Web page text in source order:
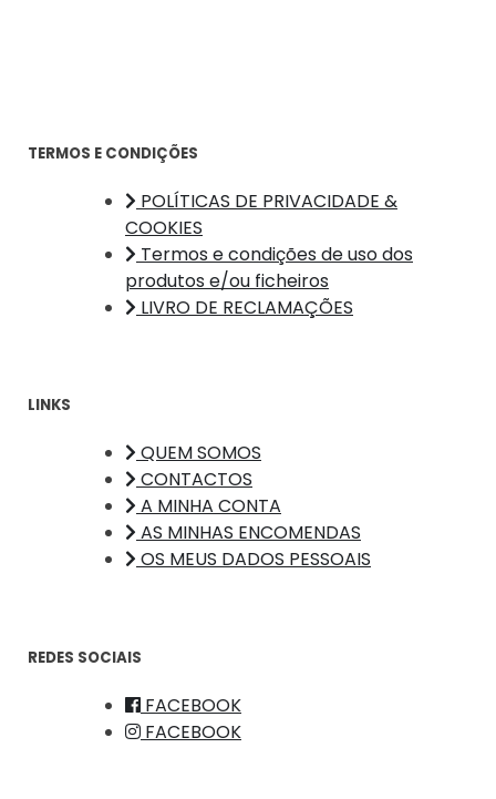
TERMOS E CONDIÇÕES
POLÍTICAS DE PRIVACIDADE &
COOKIES
Termos e condições de uso dos
produtos e/ou ficheiros
LIVRO DE RECLAMAÇÕES
LINKS
QUEM SOMOS
CONTACTOS
A MINHA CONTA
AS MINHAS ENCOMENDAS
OS MEUS DADOS PESSOAIS
REDES SOCIAIS
FACEBOOK
FACEBOOK